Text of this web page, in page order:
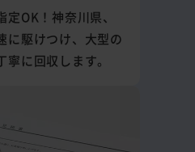
OK！神奈川県、
に駆けつけ、大型の
に回収します。